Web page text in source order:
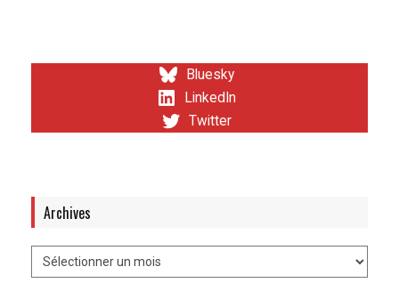
Bluesky
LinkedIn
Twitter
Archives